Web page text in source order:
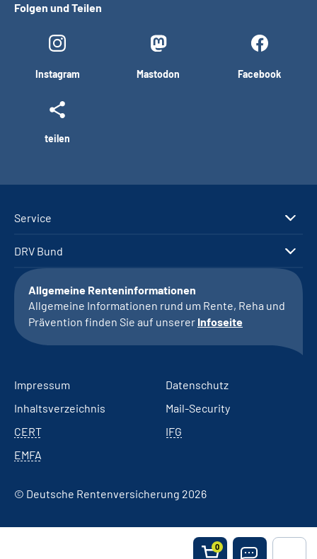
0
Folgen und Teilen
Instagram Mastodon Facebook
teilen
Service
DRV Bund
Allgemeine Renteninformationen
Allgemeine Informationen rund um Rente, Reha und
Prävention finden Sie auf unserer Infoseite
Impressum
Datenschutz
Inhaltsverzeichnis
Mail-Security
CERT
IFG
EMFA
© Deutsche Rentenversicherung 2026